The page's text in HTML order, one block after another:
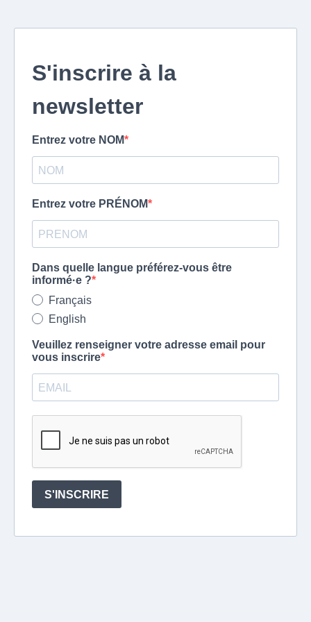
S'inscrire à la
newsletter
Entrez votre NOM
Entrez votre PRÉNOM
Dans quelle langue préférez-vous être
informé·e ?
Français
English
Veuillez renseigner votre adresse email pour
vous inscrire
S'INSCRIRE